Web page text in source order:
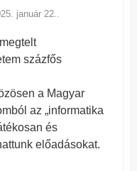
január 22..
százfős
a Magyar
az „informatika
és
előadásokat.